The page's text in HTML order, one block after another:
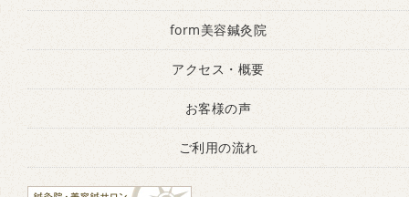
form美容鍼灸院
アクセス・概要
お客様の声
ご利用の流れ